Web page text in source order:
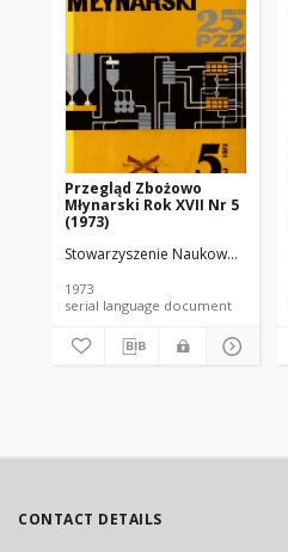
Przegląd Zbożowo
Młynarski Rok XVII Nr 5
(1973)
Stowarzyszenie Naukowo-
1973
serial language document
CONTACT DETAILS